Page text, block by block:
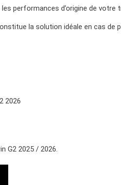
performances d’origine de votre
la solution idéale en cas de
2026
G2 2025 / 2026.